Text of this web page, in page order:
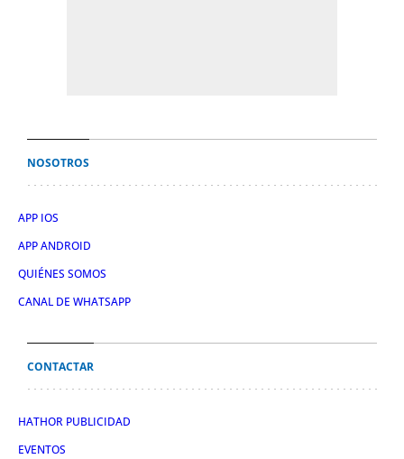
NOSOTROS
APP IOS
APP ANDROID
QUIÉNES SOMOS
CANAL DE WHATSAPP
CONTACTAR
HATHOR PUBLICIDAD
EVENTOS